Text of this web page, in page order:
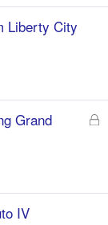
Liberty City
Đ
ó
Grand
IV